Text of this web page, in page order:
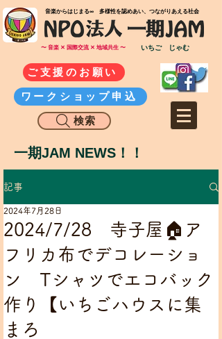
​音楽からはじまる∞ 多様性を認めあい、つながりあえる社会
〜 音楽 ✕ 国際交流 ✕ 地域共生 〜 いちご じゃむ
ご支援のお願い
ワークショップ申込
検索
一期JAM NEWS！！
記事
2024/7/28 寺子屋🏠ア
フリカ布でデコレーショ
ン Tシャツでエコバック
作り【いちごハウスに集
まろ
2024年7月28日